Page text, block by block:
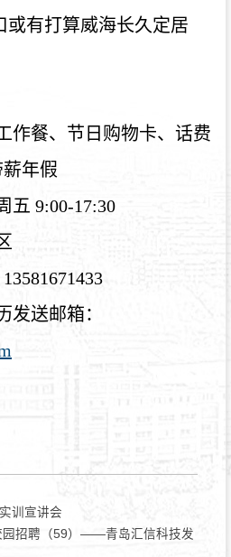
或有打算威海长久定居
作餐、节日购物卡、话费
年假
五 9:00-17:30
发送邮箱：
训宣讲会
园招聘（59）——青岛汇信科技发